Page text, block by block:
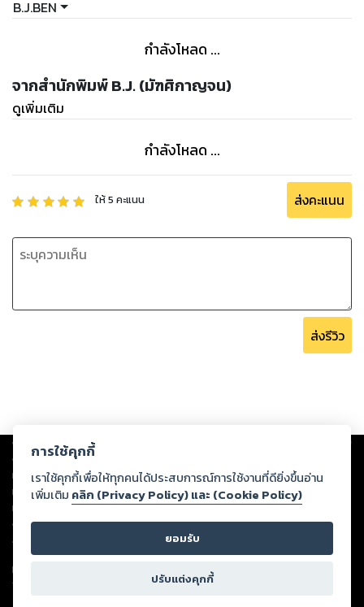
B.J.BEN
กำลังโหลด ...
จากสำนักพิมพ์ B.J. (มัฑศิกาญจน)
ดูเพิ่มเติม
กำลังโหลด ...
ให้5 คะแนน ส่งคะแนน
ส่งรีวิว
Copyright © 2026
ต่อผลงานหรือเนื้อหาใดที่อัปโหลดผ่านเว็บไซต์และปรากฏว่าละเมิดสิทธิใน
ทรัพย์สินทางปัญญาของบุคคลอื่นหรือขัดต่อกฎหมายและศีลธรรม ดังนั้น ผู้อ่าน
ทุกท่านโปรดใช้วิจารณญาณในการกลั่นกรองด้วยตนเอง และหากท่านพบว่าส่วน
หนึ่งส่วนใดขัดต่อกฎหมายและศีลธรรม กรุณาแจ้งมายังบริษัท เพื่อทีมงานจะได้
ดำเนินการในทันที ทั้งนี้ ทางสตอรี่ล็อกขอสงวนลิขสิทธิ์ตามพระราชบัญญัติ
ลิขสิทธิ์ พ.ศ. 2537 (ฉบับล่าสุด)
For support: member@ookbee.com
Version
การใช้คุกกี้
เราใช้คุกกี้เพื่อให้ทุกคนได้ประสบการณ์การใช้งานที่ดียิ่งขึ้นอ่าน
เพิ่มเติม คลิก (Privacy Policy) และ (Cookie Policy)
ยอมรับ
ปรับแต่งคุกกี้